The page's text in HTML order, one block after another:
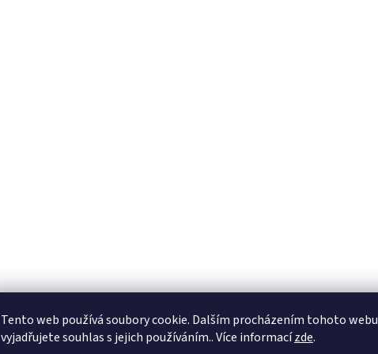
Tento web používá soubory cookie. Dalším procházením tohoto webu
vyjadřujete souhlas s jejich používáním.. Více informacízde.